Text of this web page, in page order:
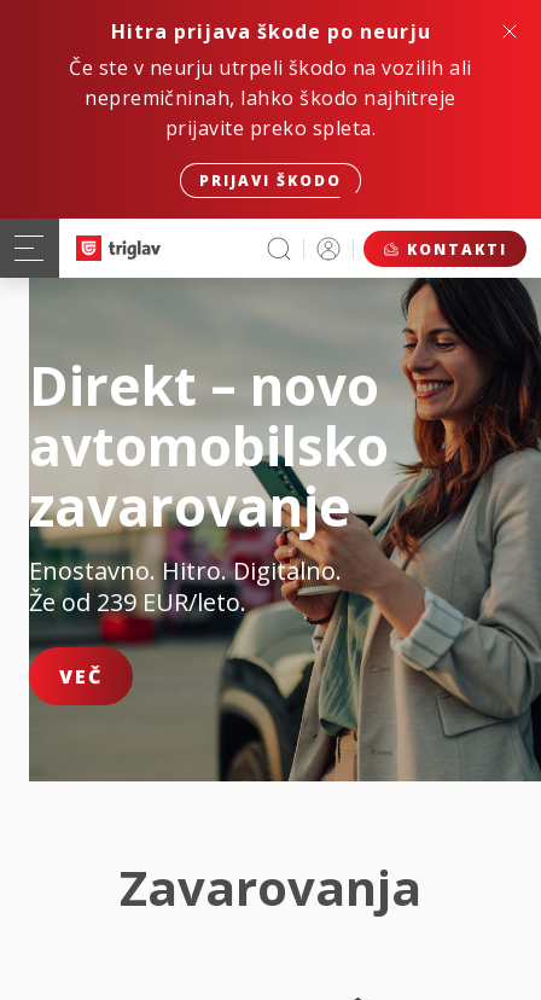
Hitra prijava škode po neurju
Če ste v neurju utrpeli škodo na vozilih ali
nepremičninah, lahko škodo najhitreje
prijavite preko spleta.
PRIJAVI ŠKODO
KONTAKTI
Direkt – novo
avtomobilsko
zavarovanje
Enostavno. Hitro. Digitalno.
Že od 239 EUR/leto.
VEČ
Zavarovanja